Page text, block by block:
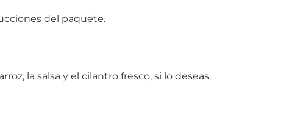
del paquete.
la salsa y el cilantro fresco, si lo deseas.